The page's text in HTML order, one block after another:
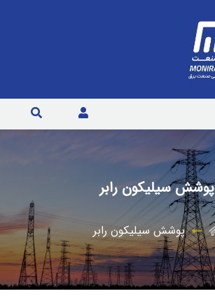
پوشش سیلیکون رابر
پوشش سیلیکون رابر